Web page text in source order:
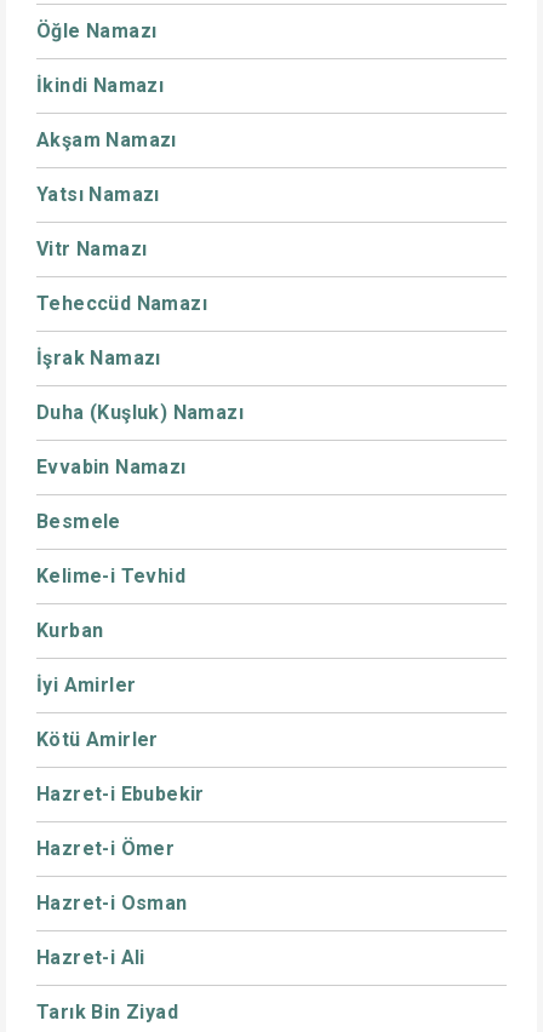
Öğle Namazı
İkindi Namazı
Akşam Namazı
Yatsı Namazı
Vitr Namazı
Teheccüd Namazı
İşrak Namazı
Duha (Kuşluk) Namazı
Evvabin Namazı
Besmele
Kelime-i Tevhid
Kurban
İyi Amirler
Kötü Amirler
Hazret-i Ebubekir
Hazret-i Ömer
Hazret-i Osman
Hazret-i Ali
Tarık Bin Ziyad